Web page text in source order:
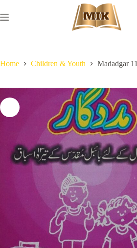
to
content
Home Children & Youth Madadgar 11